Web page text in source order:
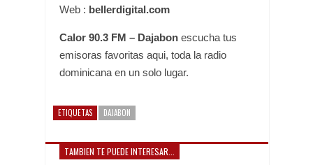
Web : bellerdigital.com
Calor 90.3 FM – Dajabon escucha tus
emisoras favoritas aqui, toda la radio
dominicana en un solo lugar.
ETIQUETAS DAJABON
TAMBIEN TE PUEDE INTERESAR...